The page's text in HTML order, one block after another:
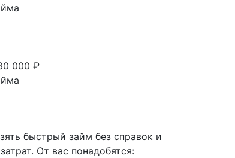
000 ₽
быстрый займ без справок и
От вас понадобятся: